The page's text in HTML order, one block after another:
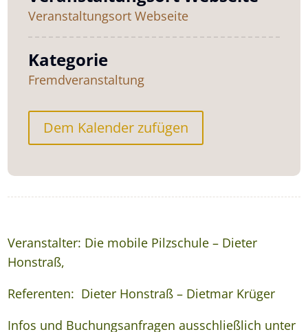
Veranstaltungsort Webseite
Kategorie
Fremdveranstaltung
Dem Kalender zufügen
Veranstalter: Die mobile Pilzschule – Dieter
Honstraß,
Referenten: Dieter Honstraß – Dietmar Krüger
Infos und Buchungsanfragen ausschließlich unter